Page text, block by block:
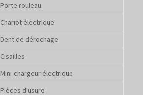
Porte rouleau
Chariot électrique
Dent de dérochage
Cisailles
Mini-chargeur électrique
Pièces d'usure